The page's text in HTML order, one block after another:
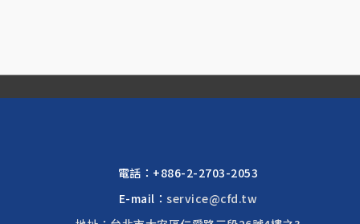
電話： +886-2-2703-2053
E-mail：service@cfd.tw